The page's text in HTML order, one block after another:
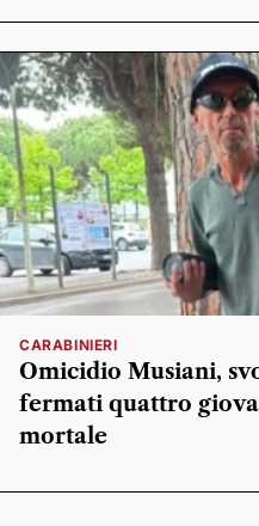
CARABINIERI
Omicidio Musiani,
fermati quattro
mortale